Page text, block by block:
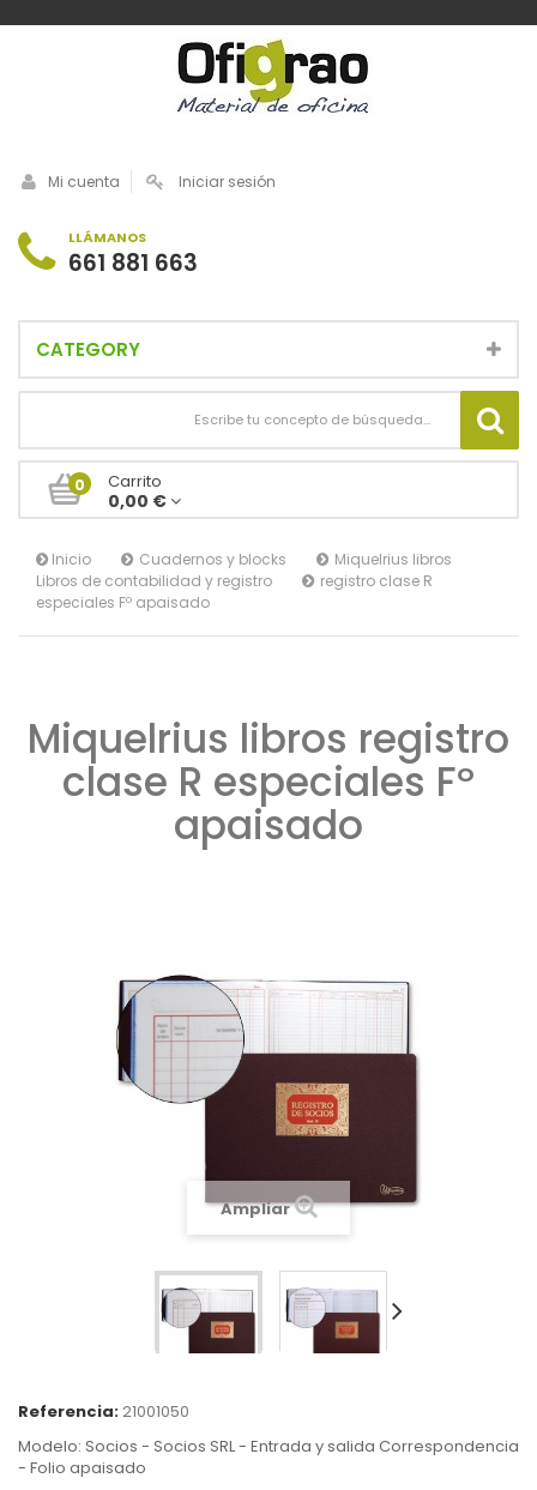
Mi cuenta Iniciar sesión
LLÁMANOS
661 881 663
CATEGORY
0 Carrito
0,00 €
Inicio
Cuadernos y blocks
Libros de contabilidad y registro
Miquelrius libros
registro clase R
especiales Fº apaisado
Miquelrius libros registro
clase R especiales Fº
apaisado
Ampliar
Referencia:21001050
Modelo: Socios - Socios SRL - Entrada y salida Correspondencia
- Folio apaisado